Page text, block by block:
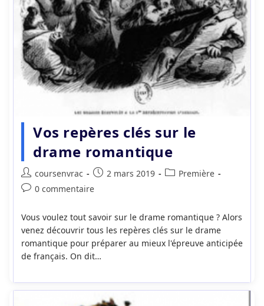
Vos repères clés sur le
drame romantique
Auteur/autrice
de
coursenvrac
Publication
publiée :
2 mars 2019
PostPremière
Commentaires
la
publication :
0 commentaire
Vous voulez tout savoir sur le drame romantique ? Alors
venez découvrir tous les repères clés sur le drame
romantique pour préparer au mieux l'épreuve anticipée
de français. On dit…